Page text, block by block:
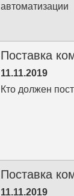
автоматизации
Поставка
11.11.2019
Кто должен
Поставка
11.11.2019